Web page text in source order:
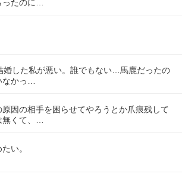
たのに…
婚した私が悪い。誰でもない…馬鹿だったの
かっ…
因の相手を困らせてやろうとか爪痕残して
くて、…
い。